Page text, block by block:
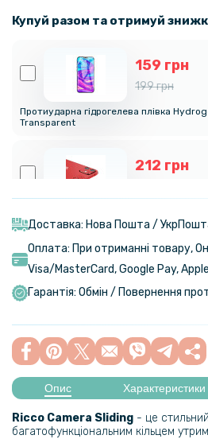
Купуй разом та отримуй
159 грн
199 грн
Протиударна гідрогелева плівка
Transparent
212 грн
Apple iPhone 12
179 грн
259 грн
199 грн
249 грн
Захисне скло Gelius Full Cover Ultra-
12, Black
Доставка: Нова Пошта /
Оплата: При отриманні товару,
Visa/MasterСard, Google Pay,
Гарантія: Обмін / Повернення
Опис Характеристики
Ricco Camera Sliding - це
багатофункціональним кільцем